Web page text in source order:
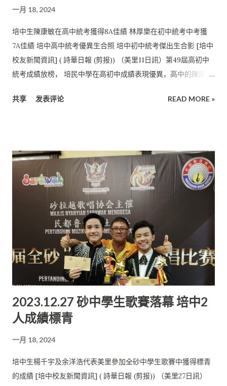
一月 18, 2024
培中生陳康敏在高中統考獲得8A佳績 林厚樂在初中統考中考獲
7A佳績 培中高中統考優異生合照 培中初中統考傑出生合影 [培中
校友新聞資訊] ( 詩華日報 (剪报)) （美里11日訊）第49屆高初中
統考成績放榜， 培民中學在高初中成績表現優異，高中的陳康敏
出表現，在演講、 相聲等文藝皆卓越。 蔡頌恒與黃翊考獲5A佳
教導，還得靠學生的用心學習才有如此的成績。
共享 发表评论 READ MORE »
2023.12.27 砂中學生歌賽落幕 培中2
人成績標青
一月 18, 2024
培中生楊千宇及余洋浩代表美里參加全砂中學生歌賽中獲得標青
的成績 [培中校友新聞資訊] ( 詩華日報 (剪报)) （美里27日訊）